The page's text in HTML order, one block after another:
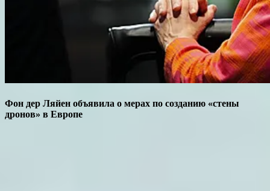
Фон дер Ляйен объявила о мерах по созданию «стены
дронов» в Европе